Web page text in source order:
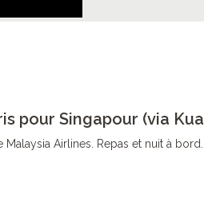
pour Singapour (via
Airlines. Repas et nuit à bord.